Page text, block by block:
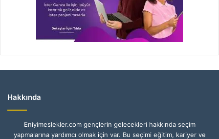
Hakkında
Eniyimeslekler.com gençlerin gelecekleri hakkında seçim
yapmalarına yardımcı olmak için var. Bu seçimi eğitim, kariyer ve